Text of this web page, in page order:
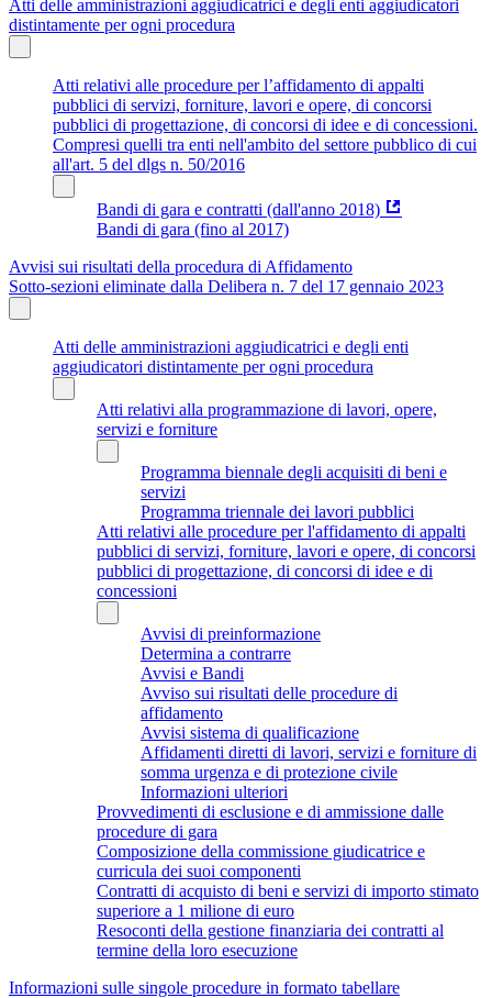
Atti delle amministrazioni aggiudicatrici e degli enti aggiudicatori
distintamente per ogni procedura
Atti relativi alle procedure per l’affidamento di appalti
pubblici di servizi, forniture, lavori e opere, di concorsi
pubblici di progettazione, di concorsi di idee e di concessioni.
Compresi quelli tra enti nell'ambito del settore pubblico di cui
all'art. 5 del dlgs n. 50/2016
Bandi di gara e contratti (dall'anno 2018)
Bandi di gara (fino al 2017)
Avvisi sui risultati della procedura di Affidamento
Sotto-sezioni eliminate dalla Delibera n. 7 del 17 gennaio 2023
Atti delle amministrazioni aggiudicatrici e degli enti
aggiudicatori distintamente per ogni procedura
Atti relativi alla programmazione di lavori, opere,
servizi e forniture
Programma biennale degli acquisiti di beni e
servizi
Programma triennale dei lavori pubblici
Atti relativi alle procedure per l'affidamento di appalti
pubblici di servizi, forniture, lavori e opere, di concorsi
pubblici di progettazione, di concorsi di idee e di
concessioni
Avvisi di preinformazione
Determina a contrarre
Avvisi e Bandi
Avviso sui risultati delle procedure di
affidamento
Avvisi sistema di qualificazione
Affidamenti diretti di lavori, servizi e forniture di
somma urgenza e di protezione civile
Informazioni ulteriori
Provvedimenti di esclusione e di ammissione dalle
procedure di gara
Composizione della commissione giudicatrice e
curricula dei suoi componenti
Contratti di acquisto di beni e servizi di importo stimato
superiore a 1 milione di euro
Resoconti della gestione finanziaria dei contratti al
termine della loro esecuzione
Informazioni sulle singole procedure in formato tabellare